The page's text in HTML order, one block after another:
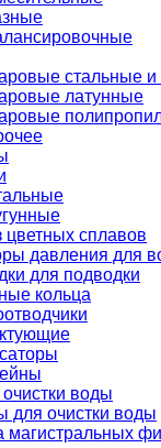
стальные
латунные
цветных сплавов
давления для
для подводки
кольца
воды
для очистки воды
магистральных